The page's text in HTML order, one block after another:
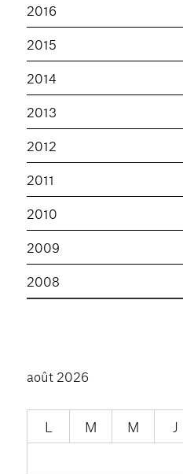
2016
2015
2014
2013
2012
2011
2010
2009
2008
août 2026
L M M J